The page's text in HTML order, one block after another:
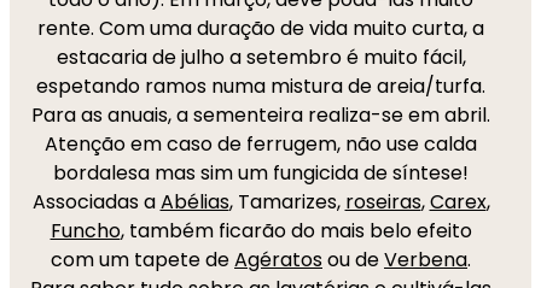
rente. Com uma duração de vida muito curta, a
estacaria de julho a setembro é muito fácil,
espetando ramos numa mistura de areia/turfa.
Para as anuais, a sementeira realiza-se em abril.
Atenção em caso de ferrugem, não use calda
bordalesa mas sim um fungicida de síntese!
Associadas aAbélias, Tamarizes, roseiras,Carex,
Funcho, também ficarão do mais belo efeito
com um tapete deAgératosou deVerbena.